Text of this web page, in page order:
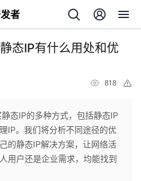
者
态IP有什么用处和优
818
态IP的多种方式，包括静态IP
IP。我们将分析不同途径的优
的静态IP解决方案，让网络活
用户还是企业需求，均能找到